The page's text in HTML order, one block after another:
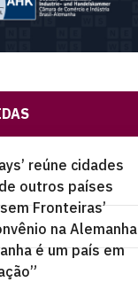
reúne cidades
outros países
Fronteiras’
na Alemanha
é um país em